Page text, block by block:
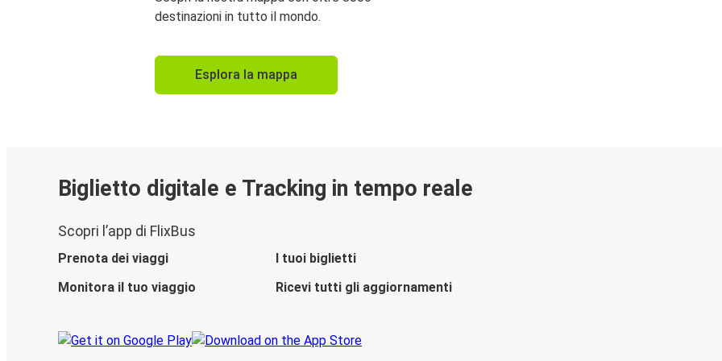
destinazioni in tutto il mondo.
Esplora la mappa
Biglietto digitale e Tracking in tempo reale
Scopri l’app di FlixBus
Prenota dei viaggi
I tuoi biglietti
Monitora il tuo viaggio
Ricevi tutti gli aggiornamenti